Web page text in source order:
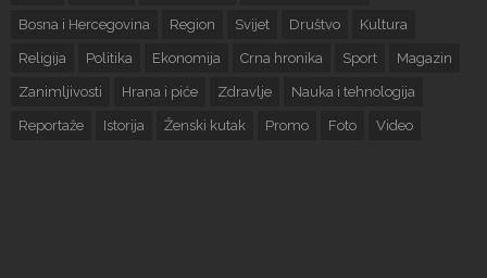
Bosna i Hercegovina Region Svijet Društvo Kultura
Religija Politika Ekonomija Crna hronika Sport Magazin
Zanimljivosti Hrana i piće Zdravlje Nauka i tehnologija
Reportaže Istorija Ženski kutak Promo Foto Video